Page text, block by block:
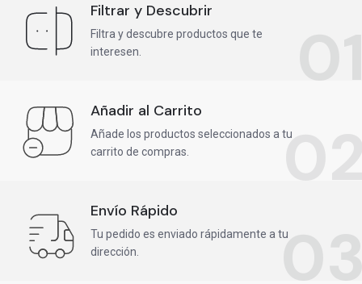
Filtrar y Descubrir
Filtra y descubre productos que te
interesen.
Añadir al Carrito
Añade los productos seleccionados a tu
carrito de compras.
Envío Rápido
Tu pedido es enviado rápidamente a tu
dirección.